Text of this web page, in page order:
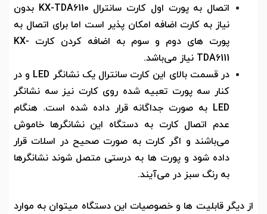
اتصال به پورت اول کارت سانترال KX-TDA6110 بدون
نیاز به کارت اضافه امکان پذیر است اما برای اتصال به
پورت های دوم و سوم به اضافه کردن کارت KX-
TDA6111 نیاز می‌باشد.
در قسمت بالای این کارت سانترال یک نشانگر LED و در
کنار سه پورت تعبیه شده روی کارت نیز سه نشانگر
LED به صورت جداگانه قرار داده شده است. هنگام
عدم اتصال کارت به دستگاه این نشانگرها خاموش
می‌باشند و اگر کارت به صورت صحیح در اسلات قرار
داده شود و پورت ها به درستی متصل شوند نشانگرها
به رنگ سبز در می‌آیند.
از دیگر قابلیت ها و خصوصیات این دستگاه میتوان به موارد